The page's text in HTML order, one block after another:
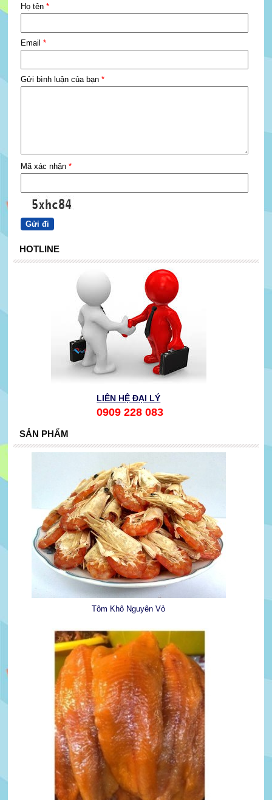
Họ tên *
Email *
Gửi bình luận của bạn *
Mã xác nhận *
HOTLINE
LIÊN HỆ ĐẠI LÝ
0909 228 083
SẢN PHẨM
Tôm Khô Nguyên Vỏ